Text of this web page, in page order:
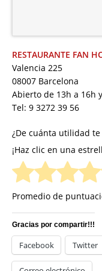
RESTAURANTE FAN
Valencia 225
08007 Barcelona
Abierto de 13h a 16h
Tel: 9 3272 39 56
¿De cuánta utilidad
¡Haz clic en una
Promedio de
Gracias por compartir!!!
Facebook Twitter